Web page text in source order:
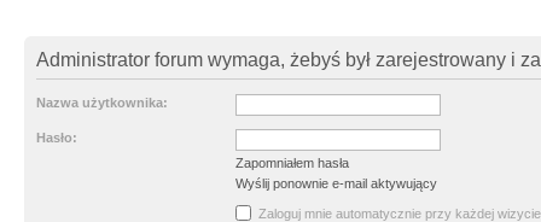
Administrator forum wymaga, żebyś był zarejestrowany i
Nazwa użytkownika:
Hasło:
Zapomniałem hasła
Wyślij ponownie e-mail aktywujący
Zaloguj mnie automatycznie przy każdej wizycie